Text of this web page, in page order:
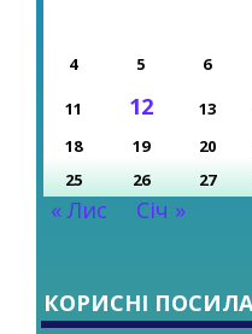
4 5 6
11 12 13
18
19 20
25
26 27
« Лис Січ »
КОРИСНІ